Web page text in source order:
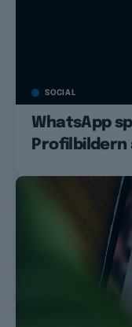
SOCIAL
WhatsApp
Profilbildern